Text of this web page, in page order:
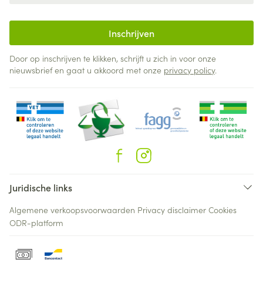
Inschrijven
Door op inschrijven te klikken, schrijft u zich in voor onze
nieuwsbrief en gaat u akkoord met onze privacy policy.
Juridische links
Algemene verkoopsvoorwaarden Privacy disclaimer Cookies
ODR-platform